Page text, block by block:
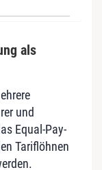
als
und
Equal-Pay-
Tariflöhnen